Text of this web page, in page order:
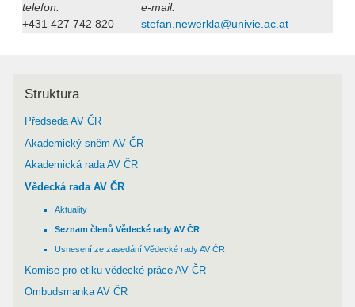
telefon:
+431 427 742 820
e-mail:
stefan.newerkla@univie.ac.at
Struktura
Předseda AV ČR
Akademický sněm AV ČR
Akademická rada AV ČR
Vědecká rada AV ČR
Aktuality
Seznam členů Vědecké rady AV ČR
Usnesení ze zasedání Vědecké rady AV ČR
Komise pro etiku vědecké práce AV ČR
Ombudsmanka AV ČR